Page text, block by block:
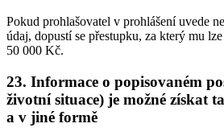
Pokud prohlašovatel v prohlášení uvede
údaj, dopustí se přestupku, za který mu
50 000 Kč.
23. Informace o popisovaném
životní situace) je možné získat
a v jiné formě